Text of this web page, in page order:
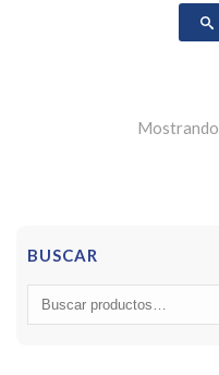
BUSCAR
Buscar
por: